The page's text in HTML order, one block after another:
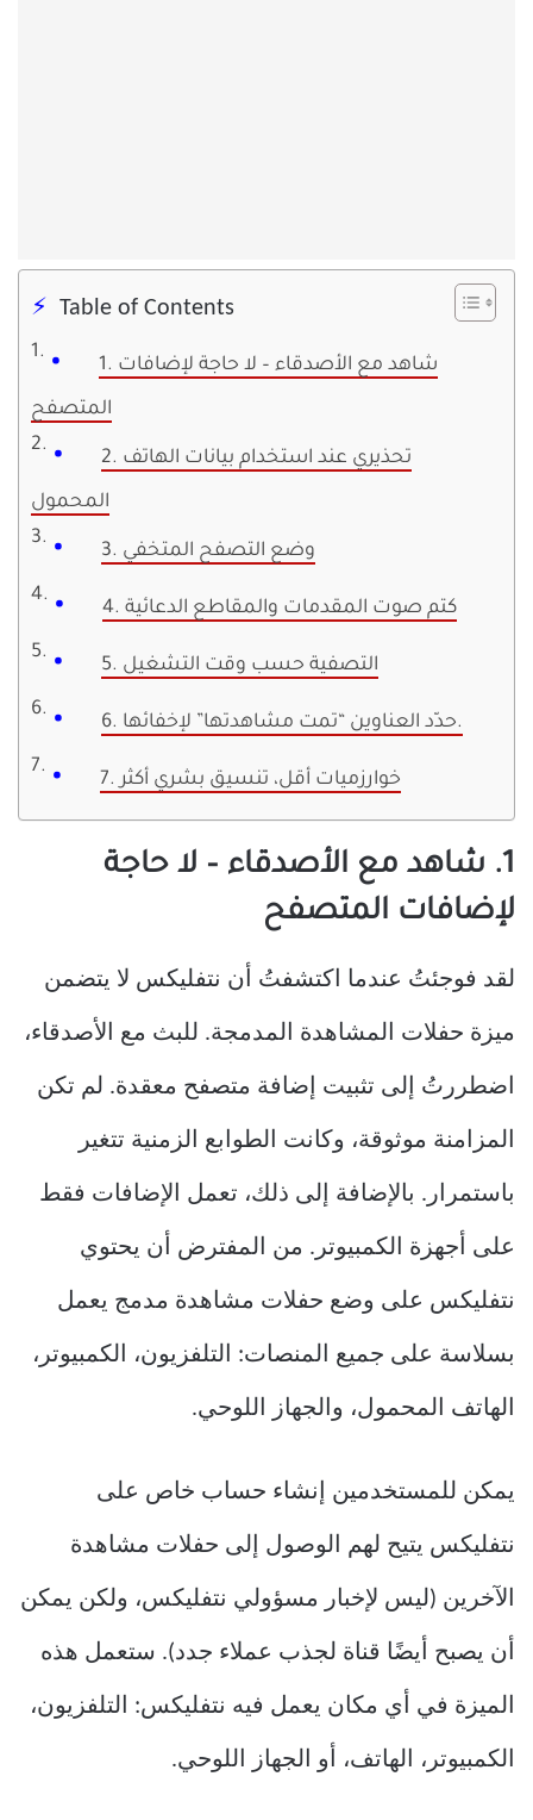
Table of Contents
1. شاهد مع الأصدقاء – لا حاجة لإضافات
المتصفح
2. تحذيري عند استخدام بيانات الهاتف
المحمول
3. وضع التصفح المتخفي
4. كتم صوت المقدمات والمقاطع الدعائية
5. التصفية حسب وقت التشغيل
6. حدّد العناوين “تمت مشاهدتها” لإخفائها.
7. خوارزميات أقل، تنسيق بشري أكثر
1. شاهد مع الأصدقاء – لا حاجة
لإضافات المتصفح
لقد فوجئتُ عندما اكتشفتُ أن نتفليكس لا يتضمن
ميزة حفلات المشاهدة المدمجة. للبث مع الأصدقاء،
اضطررتُ إلى تثبيت إضافة متصفح معقدة. لم تكن
المزامنة موثوقة، وكانت الطوابع الزمنية تتغير
باستمرار. بالإضافة إلى ذلك، تعمل الإضافات فقط
على أجهزة الكمبيوتر. من المفترض أن يحتوي
نتفليكس على وضع حفلات مشاهدة مدمج يعمل
بسلاسة على جميع المنصات: التلفزيون، الكمبيوتر،
الهاتف المحمول، والجهاز اللوحي.
يمكن للمستخدمين إنشاء حساب خاص على
نتفليكس يتيح لهم الوصول إلى حفلات مشاهدة
الآخرين (ليس لإخبار مسؤولي نتفليكس، ولكن يمكن
أن يصبح أيضًا قناة لجذب عملاء جدد). ستعمل هذه
الميزة في أي مكان يعمل فيه نتفليكس: التلفزيون،
الكمبيوتر، الهاتف، أو الجهاز اللوحي.